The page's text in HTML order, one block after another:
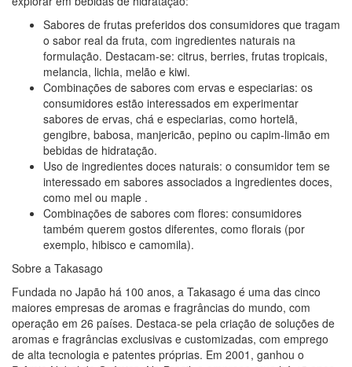
Sabores de frutas preferidos dos consumidores que tragam
o sabor real da fruta, com ingredientes naturais na
formulação. Destacam-se: citrus, berries, frutas tropicais,
melancia, lichia, melão e kiwi.
Combinações de sabores com ervas e especiarias: os
consumidores estão interessados em experimentar
sabores de ervas, chá e especiarias, como hortelã,
gengibre, babosa, manjericão, pepino ou capim-limão em
bebidas de hidratação.
Uso de ingredientes doces naturais: o consumidor tem se
interessado em sabores associados a ingredientes doces,
como mel ou maple .
Combinações de sabores com flores: consumidores
também querem gostos diferentes, como florais (por
exemplo, hibisco e camomila).
Sobre a Takasago
Fundada no Japão há 100 anos, a Takasago é uma das cinco
maiores empresas de aromas e fragrâncias do mundo, com
operação em 26 países. Destaca-se pela criação de soluções de
aromas e fragrâncias exclusivas e customizadas, com emprego
de alta tecnologia e patentes próprias. Em 2001, ganhou o